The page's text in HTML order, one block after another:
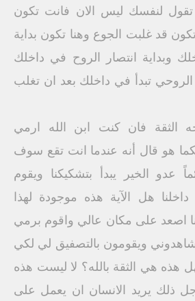
لنفسك ليس الان فانت تكون
قد غلبت الجوع وهنا تكون بداية
وبداية انتصار الروح في داخلك
الروحي تبدأ في داخلك بعد ان تغلب
الثقة فان كنت ابن الله ارمي
هو قال أنه عندما انت تقع سوف
عدو الخير يبدأ بتشكيكنا ويقوم
هل الآية هذه موجودة لهذا
اصعد على مكان عالي واقوم برمي
ويقومون بالتصفيق لي لكي
هذه هي الثقة بالله؟ لا ليست هذه
ذلك يريد الانسان ان يعمل على